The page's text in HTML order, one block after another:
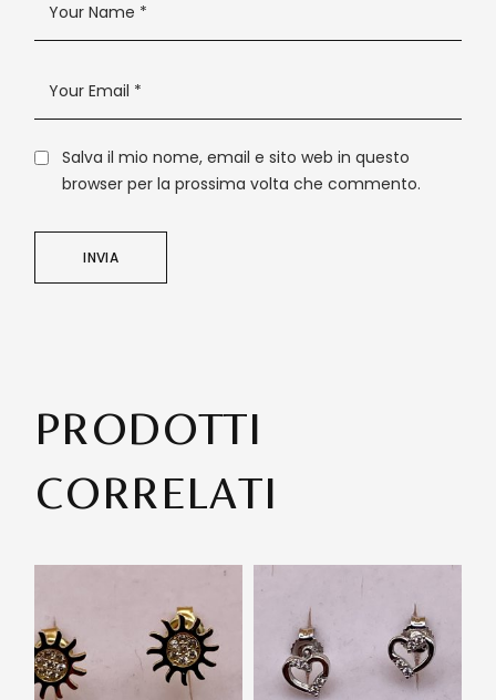
Salva il mio nome, email e sito web in questo
browser per la prossima volta che commento.
INVIA
PRODOTTI
CORRELATI